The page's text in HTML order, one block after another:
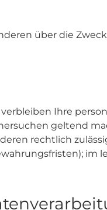
über die
Ihre
geltend
rechtlich
im